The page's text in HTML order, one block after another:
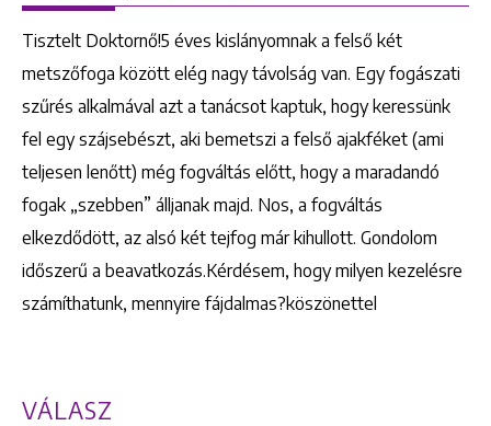
Tisztelt Doktornő!5 éves kislányomnak a felső két
metszőfoga között elég nagy távolság van. Egy fogászati
szűrés alkalmával azt a tanácsot kaptuk, hogy keressünk
fel egy szájsebészt, aki bemetszi a felső ajakféket (ami
teljesen lenőtt) még fogváltás előtt, hogy a maradandó
fogak „szebben” álljanak majd. Nos, a fogváltás
elkezdődött, az alsó két tejfog már kihullott. Gondolom
időszerű a beavatkozás.Kérdésem, hogy milyen kezelésre
számíthatunk, mennyire fájdalmas?köszönettel
VÁLASZ